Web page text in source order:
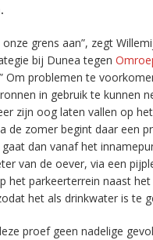
grens aan”, zegt
bij Dunea tegen
Om problemen te
in gebruik te kunnen
zijn oog laten vallen op het
de zomer begint daar een
dan vanaf het
van de oever, via een
het parkeerterrein naast
het als drinkwater is te
proef geen nadelige